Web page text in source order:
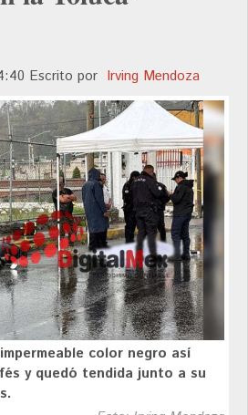
Escrito por Irving Mendoza
color negro así
y quedó tendida junto a su